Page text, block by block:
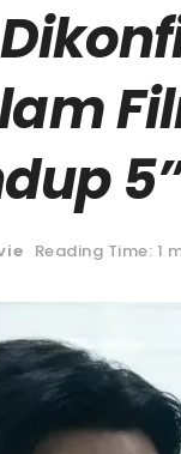
Reading Time: 1